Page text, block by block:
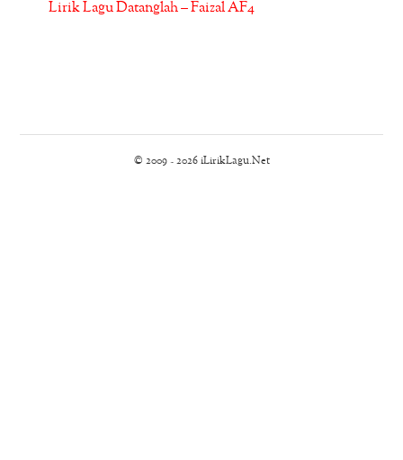
Lirik Lagu Datanglah – Faizal AF4
© 2009 - 2026 iLirikLagu.Net